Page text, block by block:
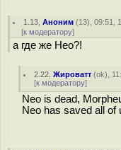
1.13 ,Аноним (13), 09:51,
[к модератору]
а где же Нео?!
2.22 ,Жироватт (ok),
[к модератору]
Neo is dead,
Neo has saved all of